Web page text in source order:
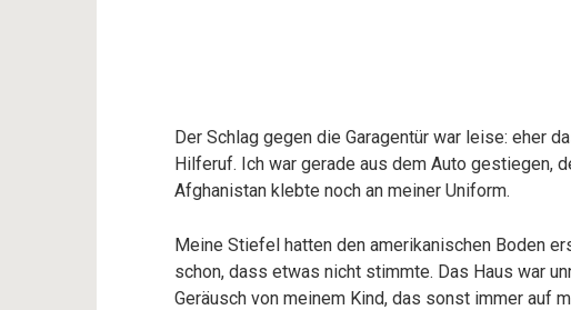
Der Schlag gegen die Garagentür war leise: eher
Hilferuf. Ich war gerade aus dem Auto gestiegen,
Afghanistan klebte noch an meiner Uniform.
Meine Stiefel hatten den amerikanischen Boden
schon, dass etwas nicht stimmte. Das Haus war
Geräusch von meinem Kind, das sonst immer auf